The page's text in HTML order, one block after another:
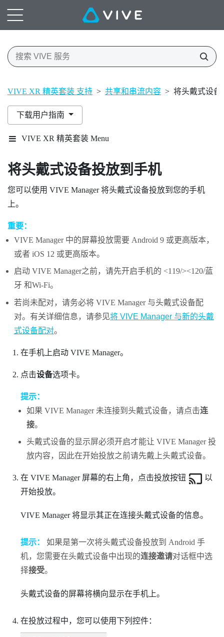
VIVE XR 精英套装 支持 > 共享和串流内容 > 将头戴式设备
下载用户指南
VIVE XR 精英套装 Menu
将头戴式设备投放到手机
您可以使用 VIVE Manager将头戴式设备投放到您的手机
上。
重要：
VIVE Manager中的屏幕投放需要 Android 9 或更高版本，
或者 iOS 12 或更高版本。
启动 VIVE Manager之前，请先开启手机的 <119/><120/蓝
牙 和Wi‍-Fi。
若尚未配对，请务必将 VIVE Manager与头戴式设备配
对。有关详细信息，请参见将 VIVE Manager 与新的头戴
式设备配对。
在手机上启动 VIVE Manager。
点击设备选项卡。
提示：
如果VIVE Manager未连接到头戴式设备，请点击连
接。
头戴式设备的显示屏必须开启才能让VIVE Manager投
放内容，因此在开始投放之前请先戴上头戴式设备。
在 VIVE Manager屏幕的右上角，点击投放按钮
以
开始投放。
VIVE Manager将显示其正在连接头戴式设备的信息。
提示： 如果是第一次将头戴式设备投放到 Android 手
机，您需要在头戴式设备中出现的连接邀请对话框中选
择接受。
头戴式设备的屏幕将横向显示在手机上。
在投放过程中，您可以使用下列控件：